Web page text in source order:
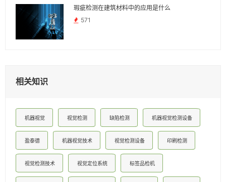
瑕疵检测在建筑材料中的应用是什么
571
相关知识
机器视觉 视觉检测 缺陷检测 机器视觉检测设备
盈泰德 机器视觉技术 视觉检测设备 印刷检测
视觉检测技术 视觉定位系统 标签品检机